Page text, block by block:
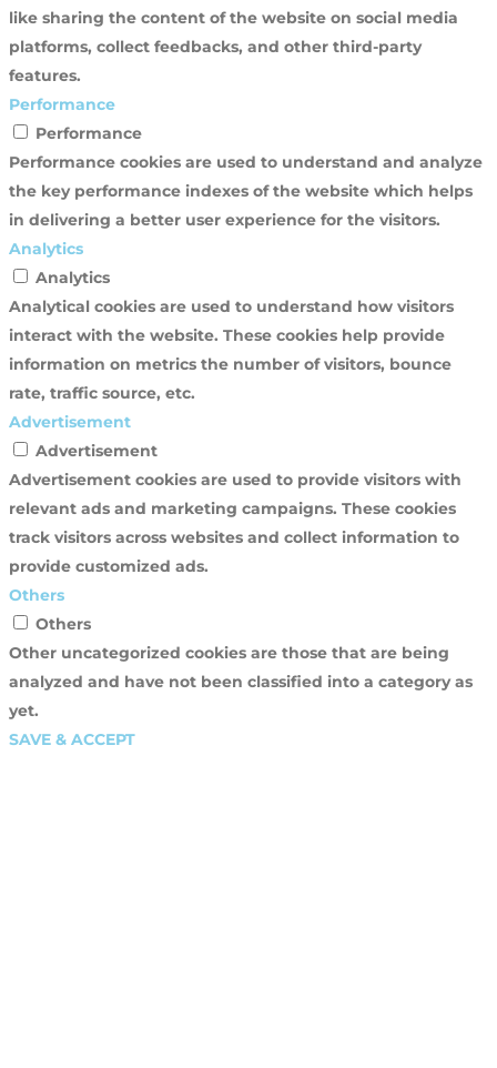
like sharing the content of the website on social media
platforms, collect feedbacks, and other third-party
features.
Performance
Performance
Performance cookies are used to understand and analyze
the key performance indexes of the website which helps
in delivering a better user experience for the visitors.
Analytics
Analytics
Analytical cookies are used to understand how visitors
interact with the website. These cookies help provide
information on metrics the number of visitors, bounce
rate, traffic source, etc.
Advertisement
Advertisement
Advertisement cookies are used to provide visitors with
relevant ads and marketing campaigns. These cookies
track visitors across websites and collect information to
provide customized ads.
Others
Others
Other uncategorized cookies are those that are being
analyzed and have not been classified into a category as
yet.
SAVE & ACCEPT